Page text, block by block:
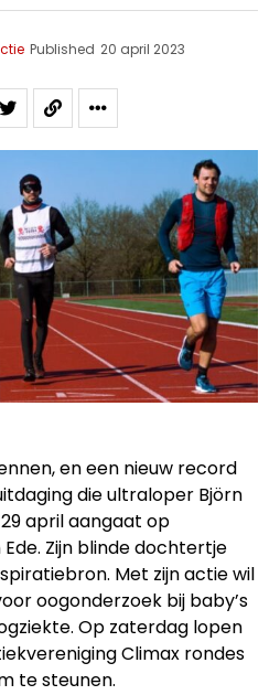
Published 20 april 2023
en een nieuw record
die ultraloper Björn
april aangaat op
Zijn blinde dochtertje
Met zijn actie wil
oogonderzoek bij baby’s
Op zaterdag lopen
Climax rondes
te steunen.